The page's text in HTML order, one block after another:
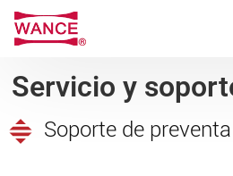
Servicio y
Soporte de preventa